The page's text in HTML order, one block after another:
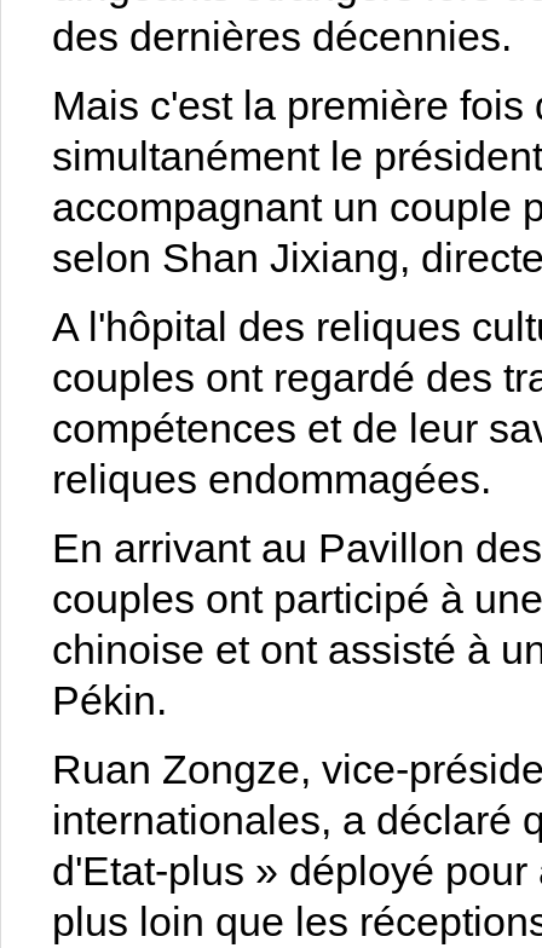
des dernières décennies.
Mais c'est la première
simultanément le
accompagnant un couple
selon Shan Jixiang,
A l'hôpital des reliques
couples ont regardé des
compétences et de leur
reliques endommagées.
En arrivant au Pavillon
couples ont participé à
chinoise et ont assisté à
Pékin.
Ruan Zongze, vice-
internationales, a déclaré
d'Etat-plus » déployé
plus loin que les